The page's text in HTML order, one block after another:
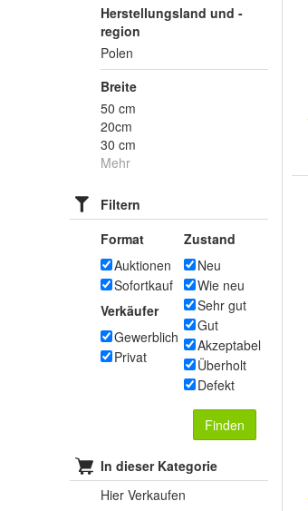
Herstellungsland und -
region
Polen
Breite
50 cm
20cm
30 cm
Mehr
Filtern
Format
Auktionen
Sofortkauf
Verkäufer
Gewerblich
Privat
Zustand
Neu
Wie neu
Sehr gut
Gut
Akzeptabel
Überholt
Defekt
Finden
In dieser Kategorie
Hier Verkaufen